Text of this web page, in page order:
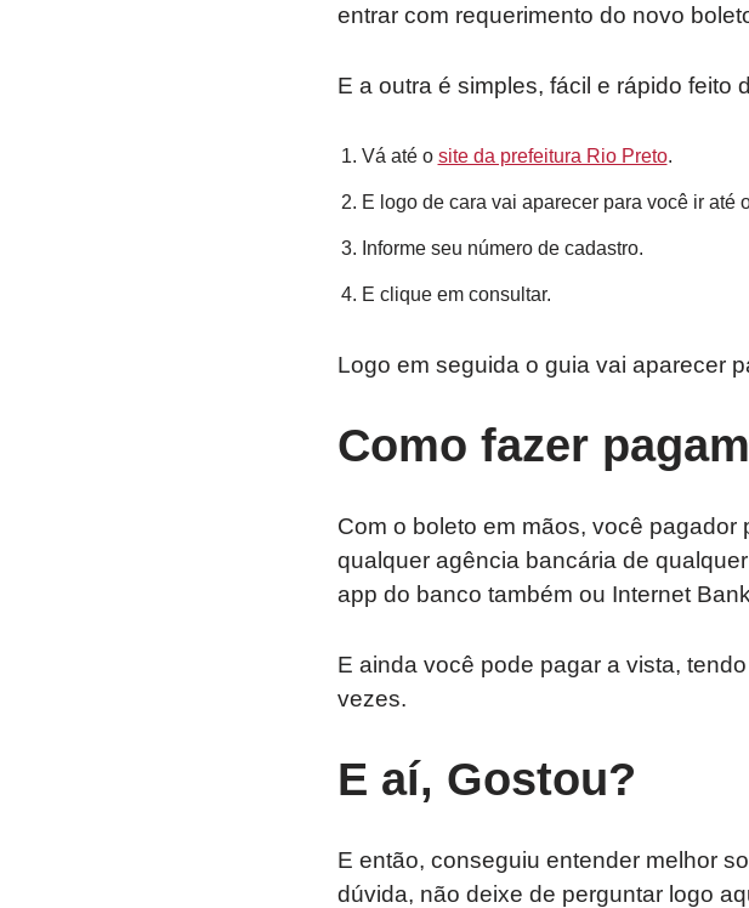
entrar com requerimento do novo
E a outra é simples, fácil e rápido feito
Vá até o site da prefeitura Rio Preto.
E logo de cara vai aparecer para você ir até
Informe seu número de cadastro.
E clique em consultar.
Logo em seguida o guia vai aparecer
Como fazer
Com o boleto em mãos, você
qualquer agência bancária de
app do banco também ou Internet
E ainda você pode pagar a vista,
vezes.
E aí, Gostou?
E então, conseguiu entender melhor
dúvida, não deixe de perguntar logo